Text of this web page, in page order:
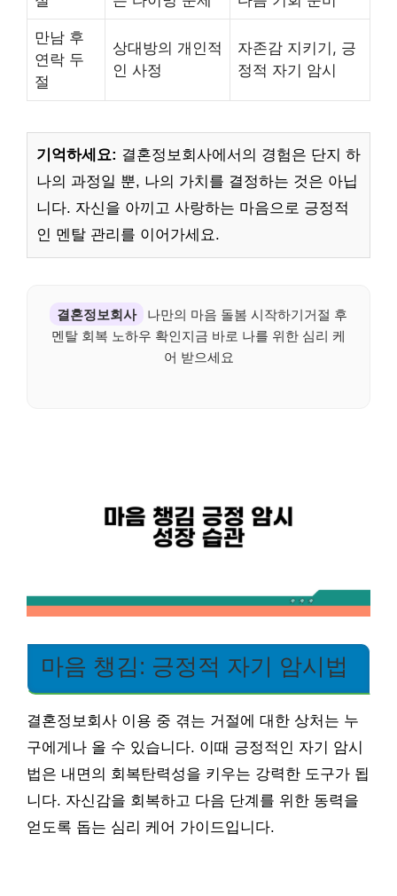
만남 후
연락 두
절
상대방의 개인적
인 사정
자존감 지키기, 긍
정적 자기 암시
기억하세요: 결혼정보회사에서의 경험은 단지 하
나의 과정일 뿐, 나의 가치를 결정하는 것은 아닙
니다. 자신을 아끼고 사랑하는 마음으로 긍정적
인 멘탈 관리를 이어가세요.
결혼정보회사
나만의 마음 돌봄 시작하기거절 후
멘탈 회복 노하우 확인지금 바로 나를 위한 심리 케
어 받으세요
마음 챙김: 긍정적 자기 암시법
결혼정보회사 이용 중 겪는 거절에 대한 상처는 누
구에게나 올 수 있습니다. 이때 긍정적인 자기 암시
법은 내면의 회복탄력성을 키우는 강력한 도구가 됩
니다. 자신감을 회복하고 다음 단계를 위한 동력을
얻도록 돕는 심리 케어 가이드입니다.